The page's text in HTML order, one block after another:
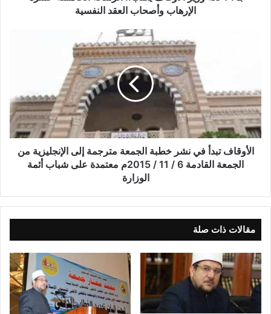
الإرهاب وأصحاب العقد النفسية
الأوقاف تبدأ في نشر خطبة الجمعة مترجمة إلى الإنجليزية من
الجمعة القادمة 6 / 11 / 2015م معتمدة على شباب أئمة
الوزارة
مقالات ذات صلة